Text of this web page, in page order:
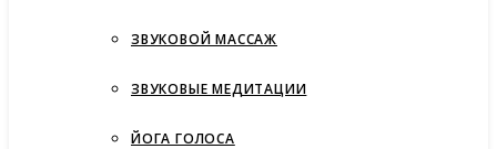
ЗВУКОВОЙ МАССАЖ
ЗВУКОВЫЕ МЕДИТАЦИИ
ЙОГА ГОЛОСА